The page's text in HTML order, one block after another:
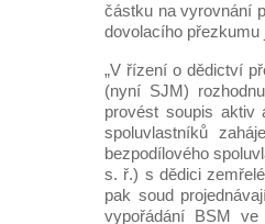
částku na vyrovnání
dovolacího
„V řízení o dědictví
(nyní SJM)
provést soupis aktiv
spoluvlastníků
bezpodílového
s. ř.) s dědici
pak soud
vypořádání BSM